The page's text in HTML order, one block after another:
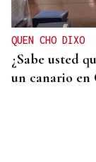
QUEN CHO DIXO
¿Sabe usted
un canario en